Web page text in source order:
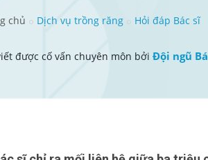
chủ Dịch vụ trồng răng Hỏi đáp Bác sĩ
được cố vấn chuyên môn bởi Đội ngũ